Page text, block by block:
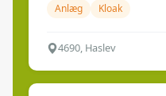
Anlæg Kloak
4690, Haslev